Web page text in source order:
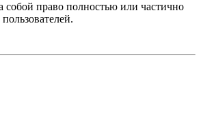
собой право полностью или частично